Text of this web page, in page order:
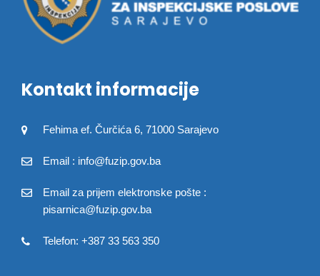
Kontakt informacije
Fehima ef. Čurčića 6, 71000 Sarajevo
Email : info@fuzip.gov.ba
Email za prijem elektronske pošte :
pisarnica@fuzip.gov.ba
Telefon: +387 33 563 350